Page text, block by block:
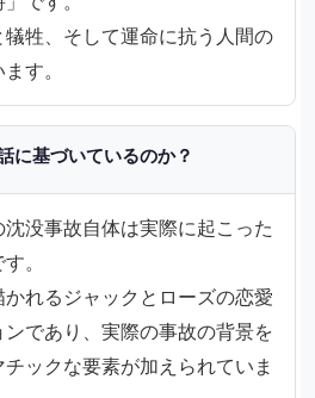
牲、そして運命に抗う人間の
す。
に基づいているのか？
没事故自体は実際に起こった
。
かれるジャックとローズの恋愛
であり、実際の事故の背景を
ックな要素が加えられていま